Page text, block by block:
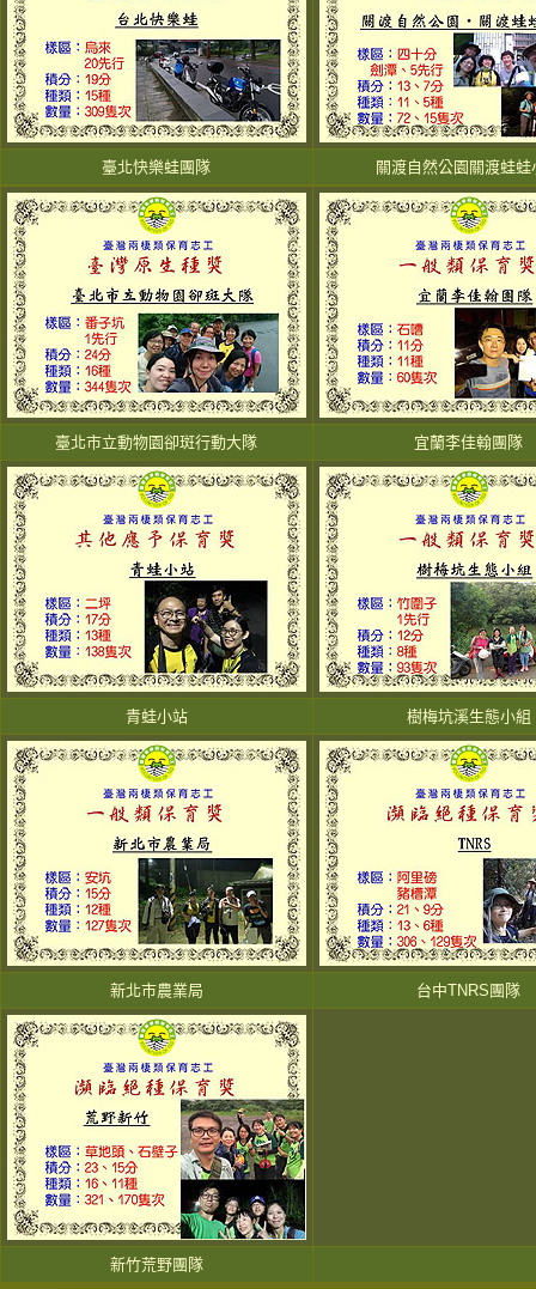
臺北快樂蛙團隊 關渡自然公園關渡蛙蛙
臺北市立動物園卻斑行動大隊 宜蘭李佳翰團隊
青蛙小站 樹梅坑溪生態小組
新北市農業局 台中TNRS團隊
新竹荒野團隊